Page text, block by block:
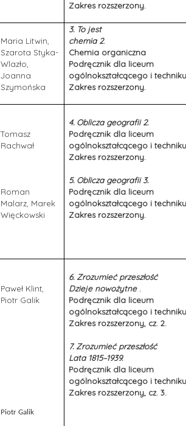
Zakres rozszerzony.
Maria Litwin,
Szarota Styka-
Wlazło,
Joanna
Szymońska
3. To jest
chemia 2.
Chemia organiczna
Podręcznik dla liceum
ogólnokształcącego i
Zakres rozszerzony.
Tomasz
Rachwał
Roman
Malarz, Marek
Więckowski
4. Oblicza geografii 2.
Podręcznik dla liceum
ogólnokształcącego i
Zakres rozszerzony.
5. Oblicza geografii 3.
Podręcznik dla liceum
ogólnokształcącego i
Zakres rozszerzony.
Paweł Klint,
Piotr Galik
Piotr Galik
6. Zrozumieć przeszłość
Dzieje nowożytne.
Podręcznik dla liceum
ogólnokształcącego i
Zakres rozszerzony, cz. 2.
7. Zrozumieć przeszłość
Lata 1815–1939.
Podręcznik dla liceum
ogólnokształcącego i
Zakres rozszerzony, cz. 3.